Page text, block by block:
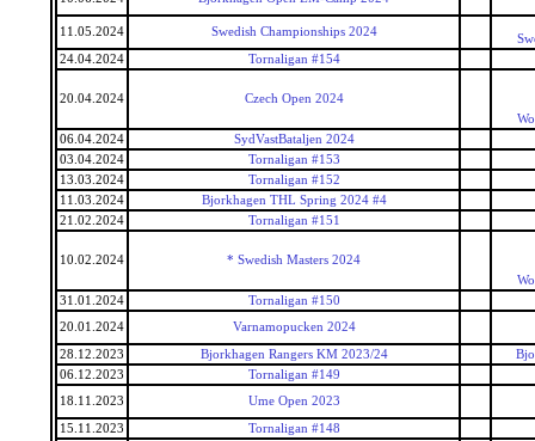
11.05.2024 Swedish Championships 2024
24.04.2024
Tornaligan #154
20.04.2024
Czech Open 2024
06.04.2024
SydVastBataljen 2024
03.04.2024
Tornaligan #153
13.03.2024
Tornaligan #152
11.03.2024
Bjorkhagen THL Spring 2024 #4
21.02.2024
Tornaligan #151
10.02.2024
* Swedish Masters 2024
31.01.2024
Tornaligan #150
20.01.2024
Varnamopucken 2024
28.12.2023 Bjorkhagen Rangers KM 2023/24
06.12.2023
Tornaligan #149
18.11.2023
Ume Open 2023
15.11.2023
Tornaligan #148